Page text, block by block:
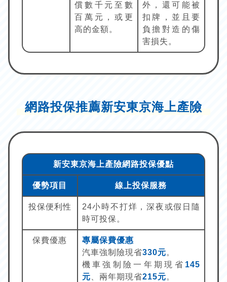
償數千元至數
百萬元，或更
高的金額。
外，還可能被
扣牌，並且要
負擔對造的傷
害損失。
網路投保推薦新安東京海上產險
新安東京海上產險網路投保優點
優勢項目 線上投保服務
投保便利性
24小時不打烊，深夜或假日隨
時可投保。
保費優惠
專屬保費優惠
汽車強制險現省330元。
機車強制險一年期現省 145
元 、兩年期現省215元。